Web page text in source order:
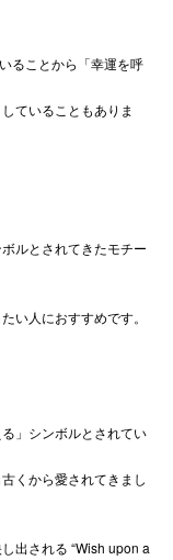
ることから「幸運を呼
ていることもありま
ルとされてきたモチー
い人におすすめです。
」シンボルとされてい
くから愛されてきまし
出される “Wish upon a
秋田オ
高崎オ